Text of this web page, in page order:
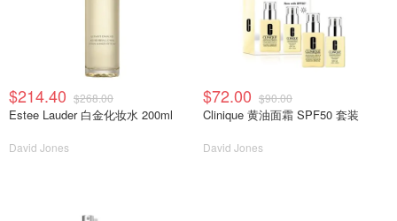
$214.40 $268.00
Estee Lauder 白金化妆水 200ml
David Jones
$72.00 $90.00
Clinique 黄油面霜 SPF50 套装
David Jones